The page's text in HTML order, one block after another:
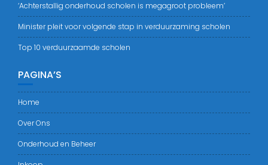
‘Achterstallig onderhoud scholen is megagroot probleem’
Minister pleit voor volgende stap in verduurzaming scholen
Top 10 verduurzaamde scholen
PAGINA’S
Home
Over Ons
Onderhoud en Beheer